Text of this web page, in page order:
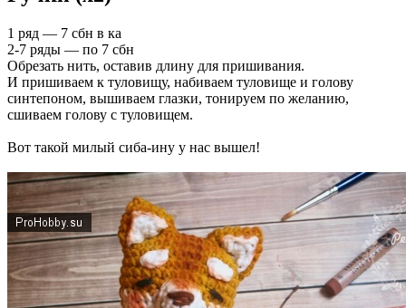
1 ряд — 7 сбн в ка
2-7 ряды — по 7 сбн
Обрезать нить, оставив длину для пришивания.
И пришиваем к туловищу, набиваем туловище и голову
синтепоном, вышиваем глазки, тонируем по желанию,
сшиваем голову с туловищем.
Вот такой милый сиба-ину у нас вышел!